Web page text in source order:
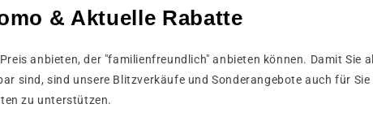
& Aktuelle Rabatte
anbieten, der "familienfreundlich" anbieten können. Damit Sie
sind, sind unsere Blitzverkäufe und Sonderangebote auch für
zu unterstützen.